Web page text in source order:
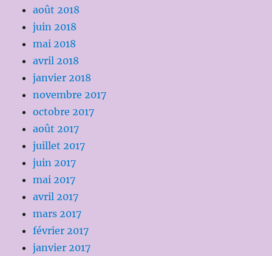
août 2018
juin 2018
mai 2018
avril 2018
janvier 2018
novembre 2017
octobre 2017
août 2017
juillet 2017
juin 2017
mai 2017
avril 2017
mars 2017
février 2017
janvier 2017